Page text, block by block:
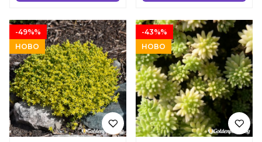
-49%%
НОВО
-43%%
НОВО